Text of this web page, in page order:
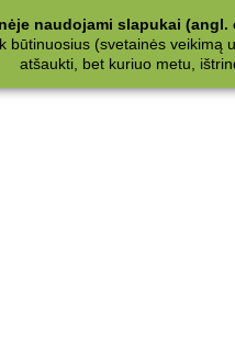
naudojami slapukai (angl.
būtinuosius (svetainės veikimą
atšaukti, bet kuriuo metu,